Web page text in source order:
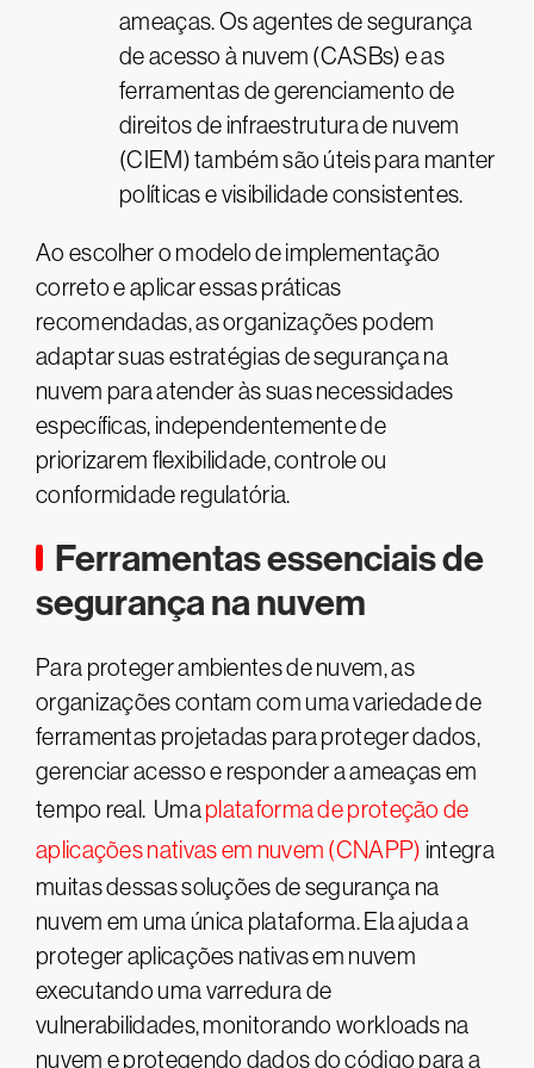
ameaças. Os agentes de segurança
de acesso à nuvem (CASBs) e as
ferramentas de gerenciamento de
direitos de infraestrutura de nuvem
(CIEM) também são úteis para manter
políticas e visibilidade consistentes.
Ao escolher o modelo de implementação
correto e aplicar essas práticas
recomendadas, as organizações podem
adaptar suas estratégias de segurança na
nuvem para atender às suas necessidades
específicas, independentemente de
priorizarem flexibilidade, controle ou
conformidade regulatória.
Ferramentas essenciais de
segurança na nuvem
Para proteger ambientes de nuvem, as
organizações contam com uma variedade de
ferramentas projetadas para proteger dados,
gerenciar acesso e responder a ameaças em
tempo real. Uma plataforma de proteção de
aplicações nativas em nuvem (CNAPP) integra
muitas dessas soluções de segurança na
nuvem em uma única plataforma. Ela ajuda a
proteger aplicações nativas em nuvem
executando uma varredura de
vulnerabilidades, monitorando workloads na
nuvem e protegendo dados do código para a